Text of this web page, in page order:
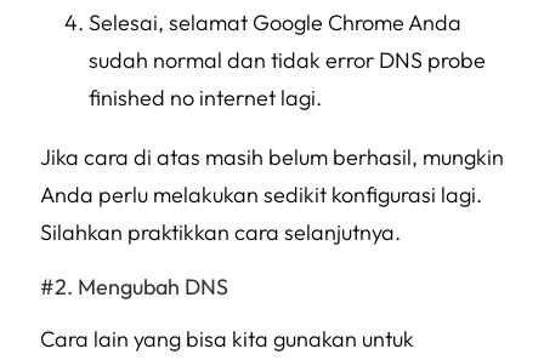
Selesai, selamat Google Chrome Anda
sudah normal dan tidak error DNS probe
finished no internet lagi.
Jika cara di atas masih belum berhasil, mungkin
Anda perlu melakukan sedikit konfigurasi lagi.
Silahkan praktikkan cara selanjutnya.
Mengubah DNS
Cara lain yang bisa kita gunakan untuk